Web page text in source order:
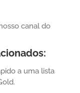
canal do
a uma lista